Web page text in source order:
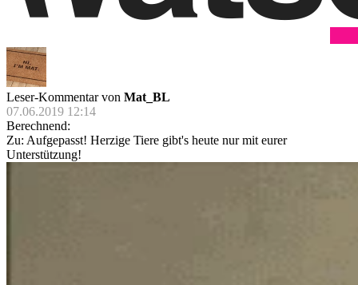
Leser-Kommentar von Mat_BL
07.06.2019 12:14
Berechnend:
Zu: Aufgepasst! Herzige Tiere gibt's heute nur mit eurer
Unterstützung!